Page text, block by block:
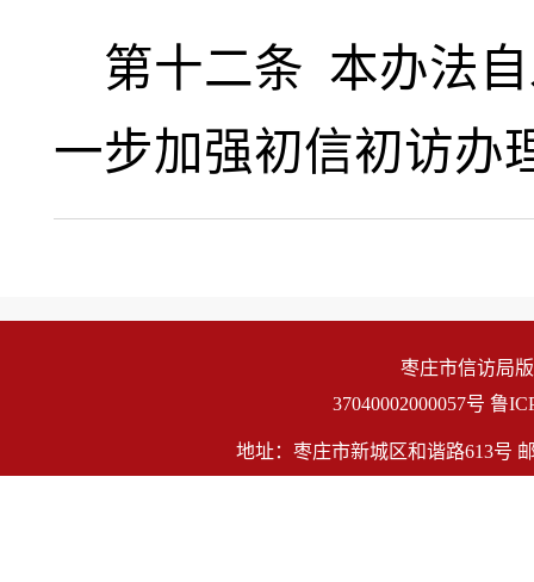
第十二条 本办法
一步加强初信初访办
枣庄市信访局
                    37040002000057号
鲁
地址：枣庄市新城区和谐路613号